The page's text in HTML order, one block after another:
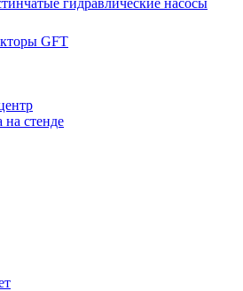
гидравлические насосы
GFT
на стенде